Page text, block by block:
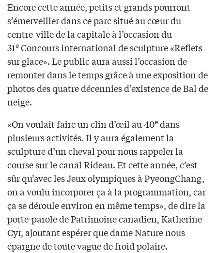
Encore cette année, petits et grands pourront
s’émerveiller dans ce parc situé au cœur du
centre-ville de la capitale à l’occasion du
31e Concours international de sculpture «Reflets
sur glace». Le public aura aussi l’occasion de
remonter dans le temps grâce à une exposition de
photos des quatre décennies d’existence de Bal de
neige.
«On voulait faire un clin d’œil au 40e dans
plusieurs activités. Il y aura également la
sculpture d’un cheval pour nous rappeler la
course sur le canal Rideau. Et cette année, c’est
sûr qu’avec les Jeux olympiques à PyeongChang,
on a voulu incorporer ça à la programmation, car
ça se déroule environ en même temps», de dire la
porte-parole de Patrimoine canadien, Katherine
Cyr, ajoutant espérer que dame Nature nous
épargne de toute vague de froid polaire.